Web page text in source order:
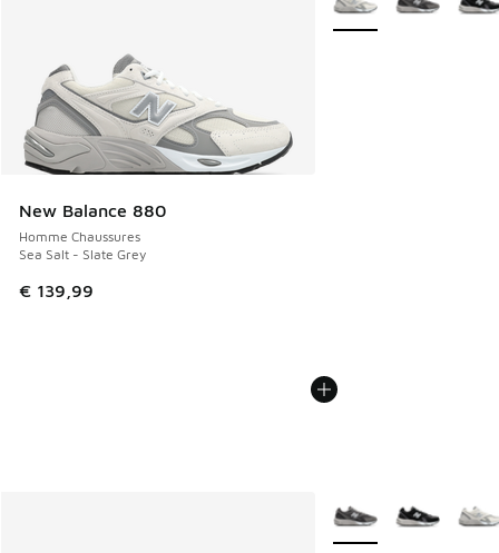
New Balance 880
Homme Chaussures
Sea Salt - Slate Grey
€ 139,99
Plus de couleurs